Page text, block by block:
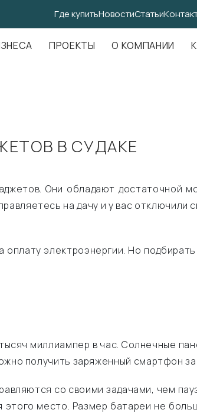
Где купитьНовостиСтатьи
ПРОЕКТЫ О КОМПАНИИ
В СУДАКЕ
Они обладают достаточной
на дачу и у вас
оплату электроэнергии. Но
миллиампер в час. Солнечные
получить заряженный смартфон
со своими задачами, чем
место. Размер батареи не